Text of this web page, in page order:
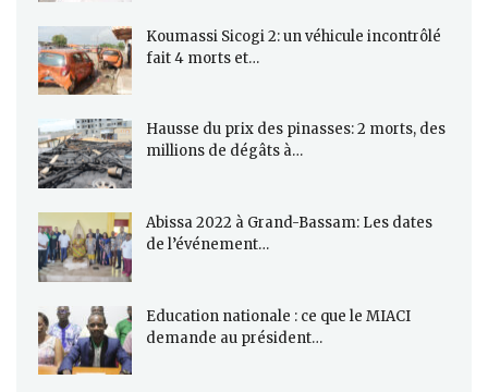
Koumassi Sicogi 2: un véhicule incontrôlé
fait 4 morts et…
Hausse du prix des pinasses: 2 morts, des
millions de dégâts à…
Abissa 2022 à Grand-Bassam: Les dates
de l’événement…
Education nationale : ce que le MIACI
demande au président…